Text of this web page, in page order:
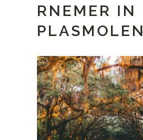
RNEMER IN
PLASMOLEN